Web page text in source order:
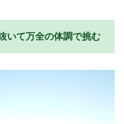
いて万全の体調で挑む